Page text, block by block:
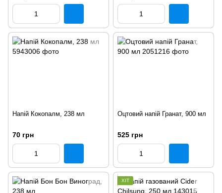
Напій Кокопалм, 238 мл
70 грн
Оцтовий напій Гранат, 900 мл
525 грн
ХІТ